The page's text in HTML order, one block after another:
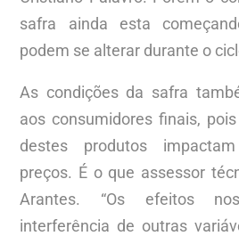
safra ainda esta
podem se alterar durante o
As condições da safra
aos consumidores finais,
destes produtos
preços. É o que assessor
Arantes. “Os efeitos
interferência de outras